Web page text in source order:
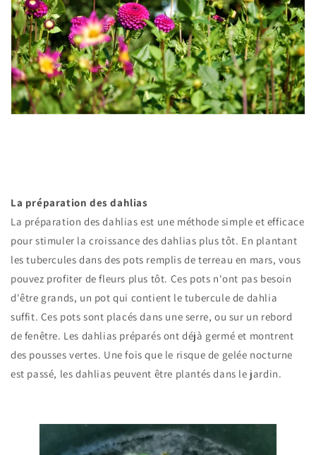
La préparation des dahlias
La préparation des dahlias est une méthode simple et efficace
pour stimuler la croissance des dahlias plus tôt. En plantant
les tubercules dans des pots remplis de terreau en mars, vous
pouvez profiter de fleurs plus tôt. Ces pots n'ont pas besoin
d'être grands, un pot qui contient le tubercule de dahlia
suffit. Ces pots sont placés dans une serre, ou sur un rebord
de fenêtre. Les dahlias préparés ont déjà germé et montrent
des pousses vertes. Une fois que le risque de gelée nocturne
est passé, les dahlias peuvent être plantés dans le jardin.